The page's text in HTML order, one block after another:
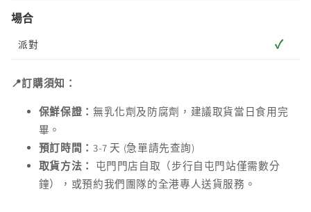
場合
派對 ✓
📍訂購須知：
保鮮保證： 無乳化劑及防腐劑，建議取貨當日食用完
畢。
預訂時間： 3-7 天 (急單請先查詢)
取貨方法：
屯門門店自取（步行自屯門站僅需數分
鐘），或預約我們團隊的全港專人送貨服務。